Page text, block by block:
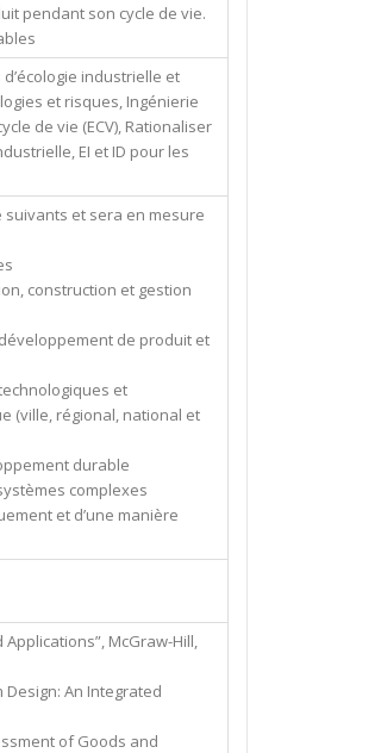
pendant son cycle de vie.
industrielle et
et risques, Ingénierie
de vie (ECV), Rationaliser
EI et ID pour les
et sera en mesure
construction et gestion
de produit et
et
(ville, régional, national et
durable
complexes
et d’une manière
McGraw-Hill,
Design: An Integrated
of Goods and